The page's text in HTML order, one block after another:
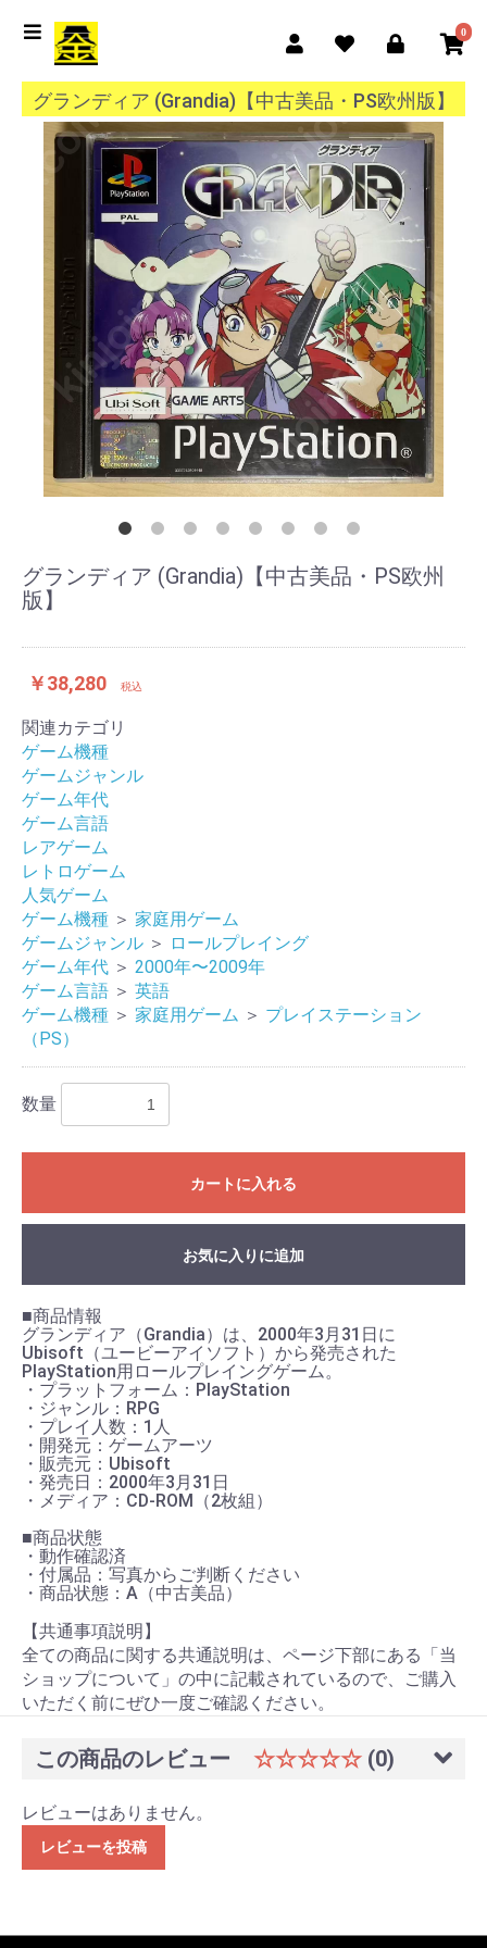
0
グランディア (Grandia)【中古美品・PS欧州版】
グランディア (Grandia)【中古美品・PS欧州
版】
￥38,280 税込
関連カテゴリ
ゲーム機種
ゲームジャンル
ゲーム年代
ゲーム言語
レアゲーム
レトロゲーム
人気ゲーム
ゲーム機種 ＞ 家庭用ゲーム
ゲームジャンル ＞ ロールプレイング
ゲーム年代 ＞ 2000年〜2009年
ゲーム言語 ＞ 英語
ゲーム機種 ＞ 家庭用ゲーム ＞ プレイステーション
（PS）
数量
カートに入れる
お買い物を続ける カートへ進む
お気に入りに追加
■商品情報
グランディア（Grandia）は、2000年3月31日に
Ubisoft（ユービーアイソフト）から発売された
PlayStation用ロールプレイングゲーム。
・プラットフォーム：PlayStation
・ジャンル：RPG
・プレイ人数：1人
・開発元：ゲームアーツ
・販売元：Ubisoft
・発売日：2000年3月31日
・メディア：CD-ROM（2枚組）
■商品状態
・動作確認済
・付属品：写真からご判断ください
・商品状態：A（中古美品）
【共通事項説明】
全ての商品に関する共通説明は、ページ下部にある「当
ショップについて」の中に記載されているので、ご購入
いただく前にぜひ一度ご確認ください。
この商品のレビュー ☆☆☆☆☆ (0)
レビューはありません。
レビューを投稿